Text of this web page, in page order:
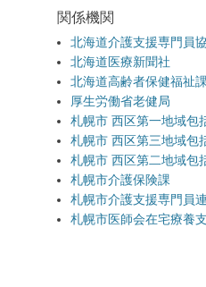
関係機関
北海道介護支援専門員
北海道医療新聞社
北海道高齢者保健福祉課
厚生労働省老健局
札幌市 西区第一地域包
札幌市 西区第三地域包
札幌市 西区第二地域包
札幌市介護保険課
札幌市介護支援専門員
札幌市医師会在宅療養